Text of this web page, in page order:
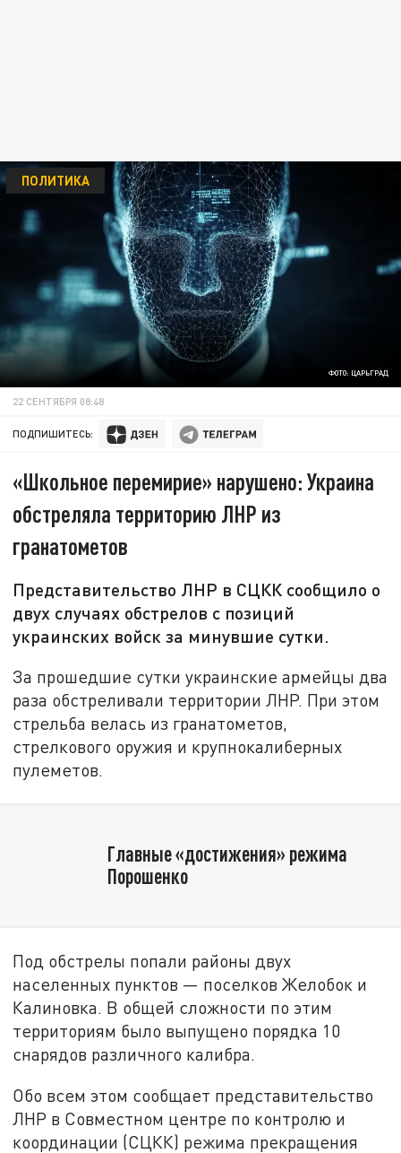
ФОТО: ЦАРЬГРАД
ПОЛИТИКА
22 СЕНТЯБРЯ 08:48
ПОДПИШИТЕСЬ:
«Школьное перемирие» нарушено: Украина
обстреляла территорию ЛНР из
гранатометов
Представительство ЛНР в СЦКК сообщило о
двух случаях обстрелов с позиций
украинских войск за минувшие сутки.
За прошедшие сутки украинские армейцы два
раза обстреливали территории ЛНР. При этом
стрельба велась из гранатометов,
стрелкового оружия и крупнокалиберных
пулеметов.
Главные «достижения» режима
Порошенко
Под обстрелы попали районы двух
населенных пунктов — поселков Желобок и
Калиновка. В общей сложности по этим
территориям было выпущено порядка 10
снарядов различного калибра.
Обо всем этом сообщает представительство
ЛНР в Совместном центре по контролю и
координации (СЦКК) режима прекращения